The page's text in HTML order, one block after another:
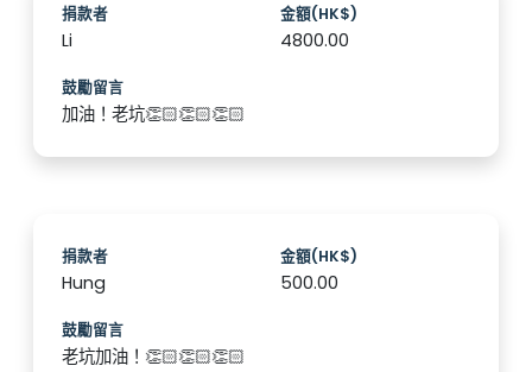
捐款者
Li
金額(HK$)
4800.00
鼓勵留言
加油！老坑👏🏻👏🏻👏🏻
捐款者
Hung
金額(HK$)
500.00
鼓勵留言
老坑加油！👏🏻👏🏻👏🏻